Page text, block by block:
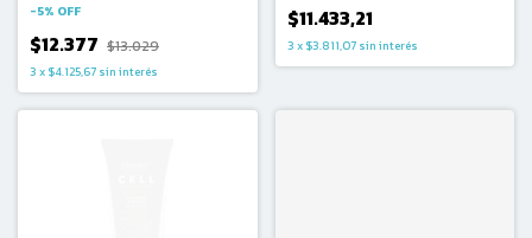
-5% OFF
$12.377 $13.029
3 x $4.125,67 sin interés
$11.433,21
3 x $3.811,07 sin interés